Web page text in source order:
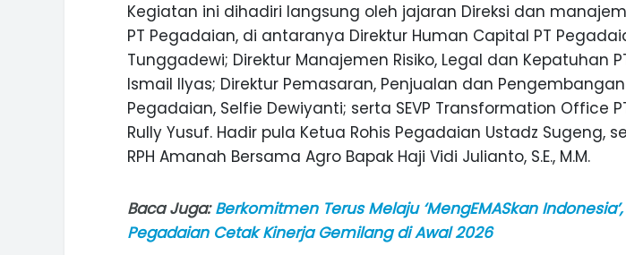
Kegiatan ini dihadiri langsung oleh jajaran Direksi dan
PT Pegadaian, di antaranya Direktur Human Capital PT
Tunggadewi; Direktur Manajemen Risiko, Legal dan Kepatuhan
Ismail Ilyas; Direktur Pemasaran, Penjualan dan Pengembangan
Pegadaian, Selfie Dewiyanti; serta SEVP Transformation Office
Rully Yusuf. Hadir pula Ketua Rohis Pegadaian Ustadz Sugeng,
RPH Amanah Bersama Agro Bapak Haji Vidi Julianto, S.E., M.M.
Baca Juga:Berkomitmen Terus Melaju ‘MengEMASkan Indonesia’,
Pegadaian Cetak Kinerja Gemilang di Awal 2026
MANIS, LEGIT, DAN PAHIT, NIKMATNYA
DURIAN SEGULUNG MADIUN
ANAK-ANAK
NGANJUK
SEJAK 1996